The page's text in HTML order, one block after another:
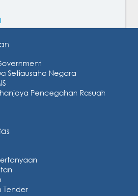
Setiausaha Negara
Pencegahan Rasuah
Tender